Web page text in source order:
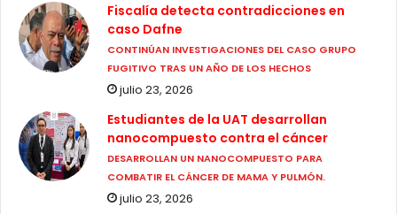
Fiscalía detecta contradicciones en
caso Dafne
CONTINÚAN INVESTIGACIONES DEL CASO GRUPO
FUGITIVO TRAS UN AÑO DE LOS HECHOS
julio 23, 2026
Estudiantes de la UAT desarrollan
nanocompuesto contra el cáncer
DESARROLLAN UN NANOCOMPUESTO PARA
COMBATIR EL CÁNCER DE MAMA Y PULMÓN.
julio 23, 2026